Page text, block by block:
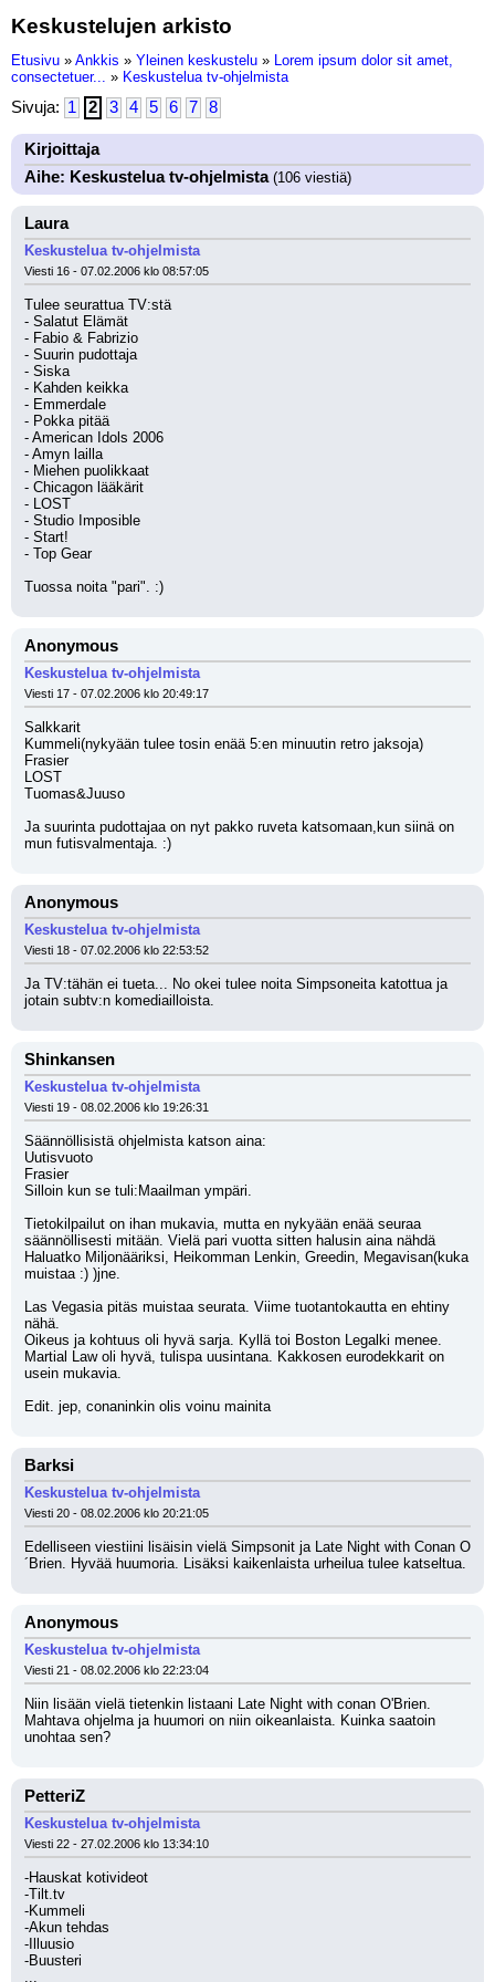
Keskustelujen arkisto
Etusivu » Ankkis » Yleinen keskustelu » Lorem ipsum dolor sit amet,
consectetuer... » Keskustelua tv-ohjelmista
Sivuja: 1 2 3 4 5 6 7 8
Kirjoittaja
Aihe: Keskustelua tv-ohjelmista(106 viestiä)
Laura
Keskustelua tv-ohjelmista
Viesti 16 - 07.02.2006 klo 08:57:05
Tulee seurattua TV:stä
- Salatut Elämät
- Fabio & Fabrizio
- Suurin pudottaja
- Siska
- Kahden keikka
- Emmerdale
- Pokka pitää
- American Idols 2006
- Amyn lailla
- Miehen puolikkaat
- Chicagon lääkärit
- LOST
- Studio Imposible
- Start!
- Top Gear
Tuossa noita "pari". :)
Anonymous
Keskustelua tv-ohjelmista
Viesti 17 - 07.02.2006 klo 20:49:17
Salkkarit
Kummeli(nykyään tulee tosin enää 5:en minuutin retro jaksoja)
Frasier
LOST
Tuomas&Juuso
Ja suurinta pudottajaa on nyt pakko ruveta katsomaan,kun siinä on
mun futisvalmentaja. :)
Anonymous
Keskustelua tv-ohjelmista
Viesti 18 - 07.02.2006 klo 22:53:52
Ja TV:tähän ei tueta... No okei tulee noita Simpsoneita katottua ja
jotain subtv:n komediailloista.
Shinkansen
Keskustelua tv-ohjelmista
Viesti 19 - 08.02.2006 klo 19:26:31
Säännöllisistä ohjelmista katson aina:
Uutisvuoto
Frasier
Silloin kun se tuli:Maailman ympäri.
Tietokilpailut on ihan mukavia, mutta en nykyään enää seuraa
säännöllisesti mitään. Vielä pari vuotta sitten halusin aina nähdä
Haluatko Miljonääriksi, Heikomman Lenkin, Greedin, Megavisan(kuka
muistaa :) )jne.
Las Vegasia pitäs muistaa seurata. Viime tuotantokautta en ehtiny
nähä.
Oikeus ja kohtuus oli hyvä sarja. Kyllä toi Boston Legalki menee.
Martial Law oli hyvä, tulispa uusintana. Kakkosen eurodekkarit on
usein mukavia.
Edit. jep, conaninkin olis voinu mainita
Barksi
Keskustelua tv-ohjelmista
Viesti 20 - 08.02.2006 klo 20:21:05
Edelliseen viestiini lisäisin vielä Simpsonit ja Late Night with Conan O
´Brien. Hyvää huumoria. Lisäksi kaikenlaista urheilua tulee katseltua.
Anonymous
Keskustelua tv-ohjelmista
Viesti 21 - 08.02.2006 klo 22:23:04
Niin lisään vielä tietenkin listaani Late Night with conan O'Brien.
Mahtava ohjelma ja huumori on niin oikeanlaista. Kuinka saatoin
unohtaa sen?
PetteriZ
Keskustelua tv-ohjelmista
Viesti 22 - 27.02.2006 klo 13:34:10
-Hauskat kotivideot
-Tilt.tv
-Kummeli
-Akun tehdas
-Illuusio
-Buusteri
...